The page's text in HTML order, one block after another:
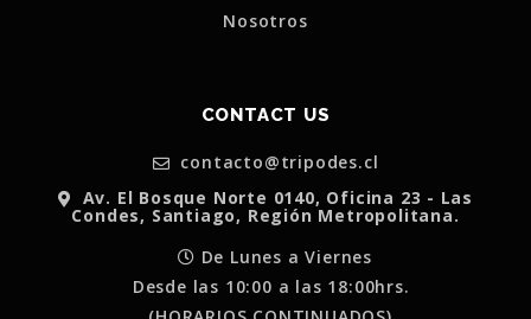
Nosotros
CONTACT US
contacto@tripodes.cl
Av. El Bosque Norte 0140, Oficina 23 - Las
Condes, Santiago, Región Metropolitana.
De Lunes a Viernes
Desde las 10:00 a las 18:00hrs.